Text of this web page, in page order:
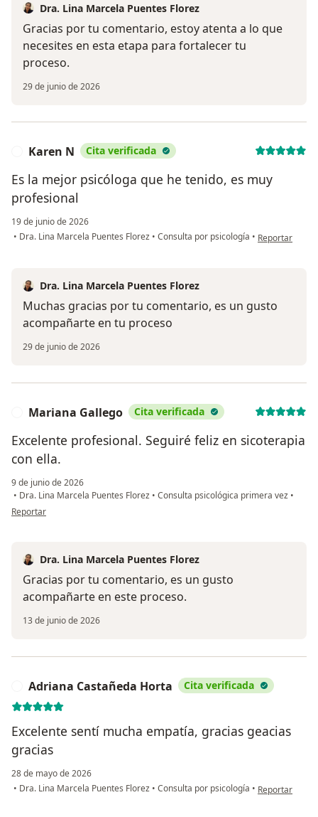
Dra. Lina Marcela Puentes Florez
Gracias por tu comentario, estoy atenta a lo que
necesites en esta etapa para fortalecer tu
proceso.
29 de junio de 2026
Karen N Cita verificada
Es la mejor psicóloga que he tenido, es muy
profesional
19 de junio de 2026
• Dra. Lina Marcela Puentes Florez • Consulta por psicología • en opinión del
Reportar
Dra. Lina Marcela Puentes Florez
Muchas gracias por tu comentario, es un gusto
acompañarte en tu proceso
29 de junio de 2026
Mariana Gallego Cita verificada
Excelente profesional. Seguiré feliz en sicoterapia
con ella.
9 de junio de 2026
• Dra. Lina Marcela Puentes Florez • Consulta psicológica primera vez •
en opinión del usuario Mariana Gallego
Reportar
Dra. Lina Marcela Puentes Florez
Gracias por tu comentario, es un gusto
acompañarte en este proceso.
13 de junio de 2026
Adriana Castañeda Horta Cita verificada
Excelente sentí mucha empatía, gracias geacias
gracias
28 de mayo de 2026
• Dra. Lina Marcela Puentes Florez • Consulta por psicología • en opinión del
Reportar